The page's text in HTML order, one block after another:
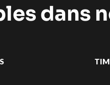
dans